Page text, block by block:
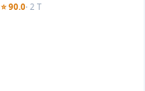
⭐ 90.0· 2 T